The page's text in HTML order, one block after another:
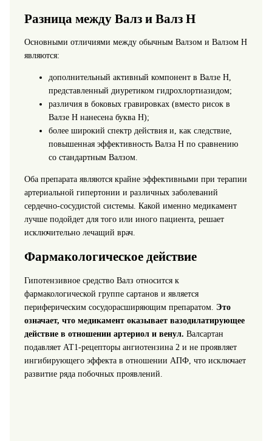
Разница между Валз и Валз Н
Основными отличиями между обычным Валзом и Валзом Н
являются:
дополнительный активный компонент в Валзе Н,
представленный диуретиком гидрохлортиазидом;
различия в боковых гравировках (вместо рисок в
Валзе Н нанесена буква Н);
более широкий спектр действия и, как следствие,
повышенная эффективность Валза Н по сравнению
со стандартным Валзом.
Оба препарата являются крайне эффективными при терапии
артериальной гипертонии и различных заболеваний
сердечно-сосудистой системы. Какой именно медикамент
лучше подойдет для того или иного пациента, решает
исключительно лечащий врач.
Фармакологическое действие
Гипотензивное средство Валз относится к
фармакологической группе сартанов и является
периферическим сосудорасширяющим препаратом. Это
означает, что медикамент оказывает вазодилатирующее
действие в отношении артериол и венул. Валсартан
подавляет АТ1-рецепторы ангиотензина 2 и не проявляет
ингибирующего эффекта в отношении АПФ, что исключает
развитие ряда побочных проявлений.